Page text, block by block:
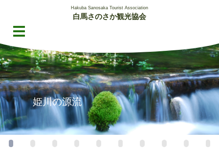
白馬さのさか観光協会
姫川の源流